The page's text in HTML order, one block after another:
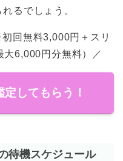
るでしょう。
回無料3,000円＋スリ
大6,000円分無料）／
してもらう！
待機スケジュール